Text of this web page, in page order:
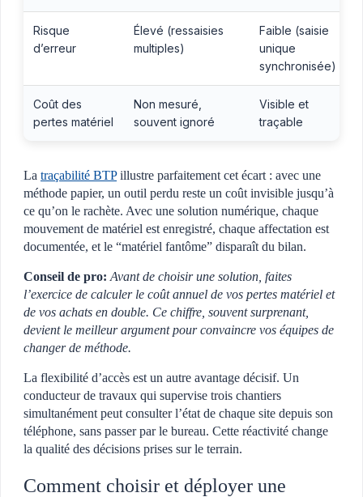
Risque
d’erreur
Élevé (ressaisies
multiples)
Faible (saisie
unique
synchronisée)
Coût des
pertes matériel
Non mesuré,
souvent ignoré
Visible et
traçable
La traçabilité BTPillustre parfaitement cet écart : avec une
méthode papier, un outil perdu reste un coût invisible jusqu’à
ce qu’on le rachète. Avec une solution numérique, chaque
mouvement de matériel est enregistré, chaque affectation est
documentée, et le “matériel fantôme” disparaît du bilan.
Conseil de pro: Avant de choisir une solution, faites
l’exercice de calculer le coût annuel de vos pertes matériel et
de vos achats en double. Ce chiffre, souvent surprenant,
devient le meilleur argument pour convaincre vos équipes de
changer de méthode.
La flexibilité d’accès est un autre avantage décisif. Un
conducteur de travaux qui supervise trois chantiers
simultanément peut consulter l’état de chaque site depuis son
téléphone, sans passer par le bureau. Cette réactivité change
la qualité des décisions prises sur le terrain.
Comment choisir et déployer une